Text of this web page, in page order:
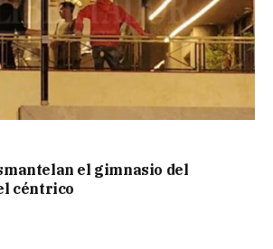
el gimnasio del
céntrico